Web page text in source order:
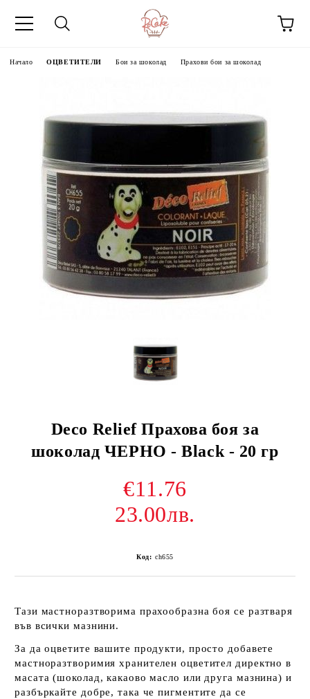
Начало ОЦВЕТИТЕЛИ Бои за шоколад Прахови бои за шоколад
Deco Relief Прахова боя за
шоколад ЧЕРНО - Black - 20 гр
€11.76
23.00лв.
Код: ch655
Тази мастноразтворима прахообразна боя се разтваря
във всички мазнини.
За да оцветите вашите продукти, просто добавете
мастноразтворимия хранителен оцветител директно в
масата (шоколад, какаово масло или друга мазнина) и
разбъркайте добре, така че пигментите да се